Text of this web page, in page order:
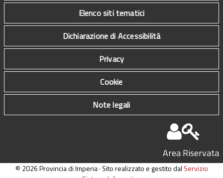
Elenco siti tematici
Dichiarazione di Accessibilità
Privacy
Cookie
Note legali
Area Riservata
© 2026 Provincia di Imperia · Sito realizzato e gestito dal Servizio